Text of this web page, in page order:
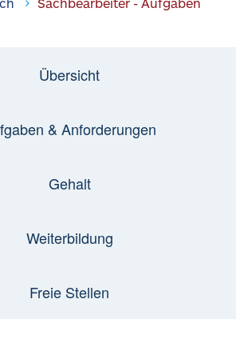
Übersicht
& Anforderungen
Gehalt
Weiterbildung
Freie Stellen